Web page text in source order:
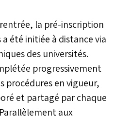
la pré-inscription
été initiée à distance via
des universités.
progressivement
procédures en vigueur,
et partagé par chaque
aux